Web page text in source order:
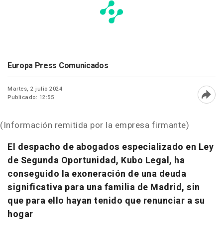
Europa Press Comunicados
Martes, 2 julio 2024
Publicado: 12:55
(Información remitida por la empresa firmante)
El despacho de abogados especializado en Ley
de Segunda Oportunidad, Kubo Legal, ha
conseguido la exoneración de una deuda
significativa para una familia de Madrid, sin
que para ello hayan tenido que renunciar a su
hogar